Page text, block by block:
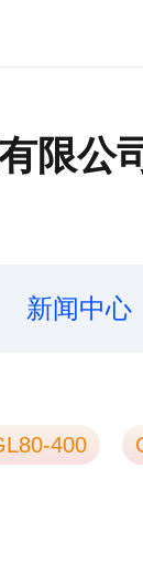
限公
新闻中心
400